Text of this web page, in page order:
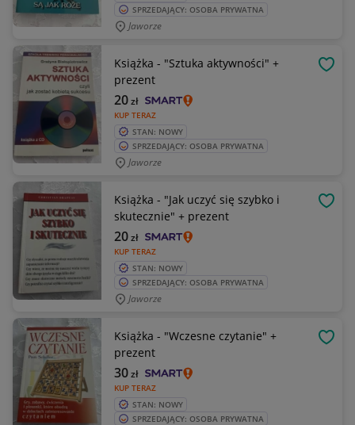
SPRZEDAJĄCY: OSOBA PRYWATNA
Jaworze
Książka - "Sztuka aktywności" +
prezent
KUP TERAZ
20zł
STAN: NOWY
SPRZEDAJĄCY: OSOBA PRYWATNA
Jaworze
Książka - "Jak uczyć się szybko i
skutecznie" + prezent
KUP TERAZ
20zł
STAN: NOWY
SPRZEDAJĄCY: OSOBA PRYWATNA
Jaworze
Książka - "Wczesne czytanie" +
prezent
KUP TERAZ
30zł
STAN: NOWY
SPRZEDAJĄCY: OSOBA PRYWATNA